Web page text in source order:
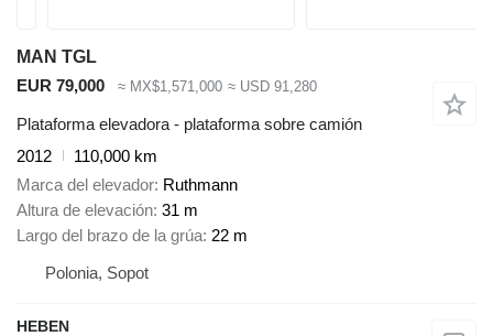
MAN TGL
EUR 79,000
≈ MX$1,571,000 ≈ USD 91,280
Plataforma elevadora - plataforma sobre camión
2012
110,000 km
Marca del elevador Ruthmann
Altura de elevación 31 m
Largo del brazo de la grúa 22 m
Polonia, Sopot
HEBEN